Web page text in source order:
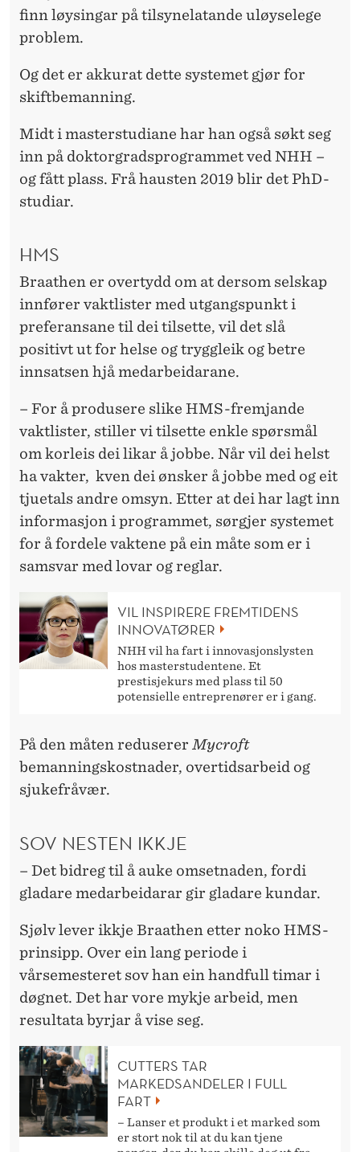
finn løysingar på tilsynelatande uløyselege
problem.
Og det er akkurat dette systemet gjør for
skiftbemanning.
Midt i masterstudiane har han også søkt seg
inn på doktorgradsprogrammet ved NHH –
og fått plass. Frå hausten 2019 blir det PhD-
studiar.
HMS
Braathen er overtydd om at dersom selskap
innfører vaktlister med utgangspunkt i
preferansane til dei tilsette, vil det slå
positivt ut for helse og tryggleik og betre
innsatsen hjå medarbeidarane.
– For å produsere slike HMS-fremjande
vaktlister, stiller vi tilsette enkle spørsmål
om korleis dei likar å jobbe. Når vil dei helst
ha vakter, kven dei ønsker å jobbe med og eit
tjuetals andre omsyn. Etter at dei har lagt inn
informasjon i programmet, sørgjer systemet
for å fordele vaktene på ein måte som er i
samsvar med lovar og reglar.
VIL INSPIRERE FREMTIDENS
INNOVATØRER
NHH vil ha fart i innovasjonslysten
hos masterstudentene. Et
prestisjekurs med plass til 50
potensielle entreprenører er i gang.
På den måten reduserer Mycroft
bemanningskostnader, overtidsarbeid og
sjukefråvær.
SOV NESTEN IKKJE
– Det bidreg til å auke omsetnaden, fordi
gladare medarbeidarar gir gladare kundar.
Sjølv lever ikkje Braathen etter noko HMS-
prinsipp. Over ein lang periode i
vårsemesteret sov han ein handfull timar i
døgnet. Det har vore mykje arbeid, men
resultata byrjar å vise seg.
CUTTERS TAR
MARKEDSANDELER I FULL
FART
– Lanser et produkt i et marked som
er stort nok til at du kan tjene